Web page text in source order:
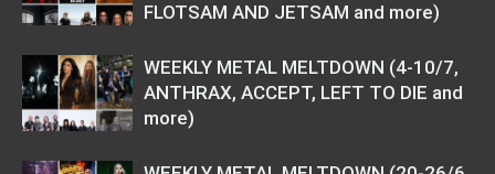
FLOTSAM AND JETSAM and more)
WEEKLY METAL MELTDOWN (4-10/7,
ANTHRAX, ACCEPT, LEFT TO DIE and
more)